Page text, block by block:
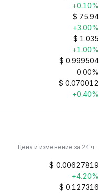
+0.10%
$ 75.94
+3.00%
$ 1.035
+1.00%
$ 0.999504
0.00%
$ 0.070012
+0.40%
Цена и изменение за 24 ч.
$ 0.00627819
+4.20%
$ 0.127316